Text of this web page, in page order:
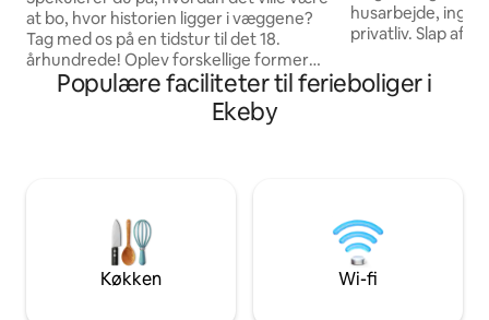
at bo, hvor historien ligger i væggene?
Tag med os på en tidstur til det 18.
århundrede! Oplev forskellige former
for indkvartering i det unikke
Fortification House, hvor hvert rum
ånder historie. Oplev atmosfæren i
lejligheden er til salg og kan købes.
Sengetøj og håndklæder kan lejes for
200 SEK/person, der skal betales på
stedet med kort eller Swish.
husarbejde,
privatliv. Slap af i
og krøl dig
Sonos-musik og
Arbejd på
fuld privatliv,
– jeg tager mig af
Populære faciliteter til ferieboliger i
Ekeby
Køkken Wi-fi